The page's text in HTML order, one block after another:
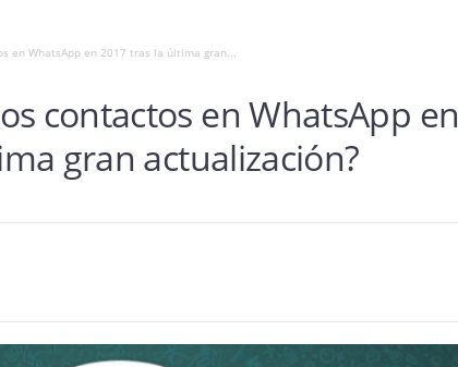
en WhatsApp en 2017 tras la última gran...
contactos en WhatsApp en
gran actualización?